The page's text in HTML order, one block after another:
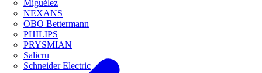
Miguélez
NEXANS
OBO Bettermann
PHILIPS
PRYSMIAN
Salicru
Schneider Electric